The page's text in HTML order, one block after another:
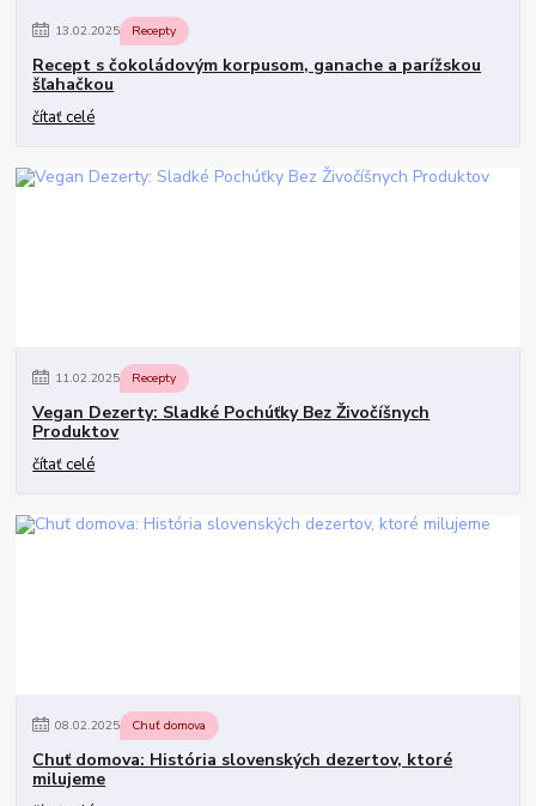
13.02.2025 Recepty
Recept s čokoládovým korpusom, ganache a parížskou
šľahačkou
čítať celé
11.02.2025 Recepty
Vegan Dezerty: Sladké Pochúťky Bez Živočíšnych
Produktov
čítať celé
08.02.2025 Chuť domova
Chuť domova: História slovenských dezertov, ktoré
milujeme